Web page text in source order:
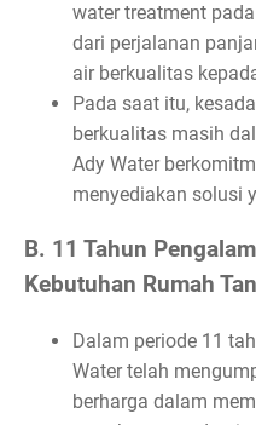
water treatment
dari perjalanan
air berkualitas
Pada saat itu,
berkualitas masih
Ady Water
menyediakan solusi
B. 11 Tahun
Kebutuhan Rumah
Dalam periode 11
Water telah
berharga dalam